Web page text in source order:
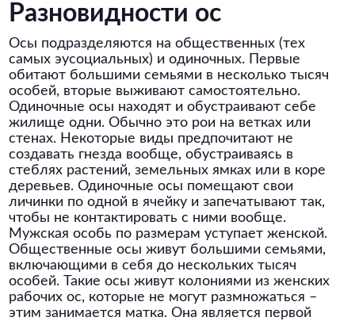
Разновидности ос
Осы подразделяются на общественных (тех
самых эусоциальных) и одиночных. Первые
обитают большими семьями в несколько тысяч
особей, вторые выживают самостоятельно.
Одиночные осы находят и обустраивают себе
жилище одни. Обычно это рои на ветках или
стенах. Некоторые виды предпочитают не
создавать гнезда вообще, обустраиваясь в
стеблях растений, земельных ямках или в коре
деревьев. Одиночные осы помещают свои
личинки по одной в ячейку и запечатывают так,
чтобы не контактировать с ними вообще.
Мужская особь по размерам уступает женской.
Общественные осы живут большими семьями,
включающими в себя до нескольких тысяч
особей. Такие осы живут колониями из женских
рабочих ос, которые не могут размножаться –
этим занимается матка. Она является первой